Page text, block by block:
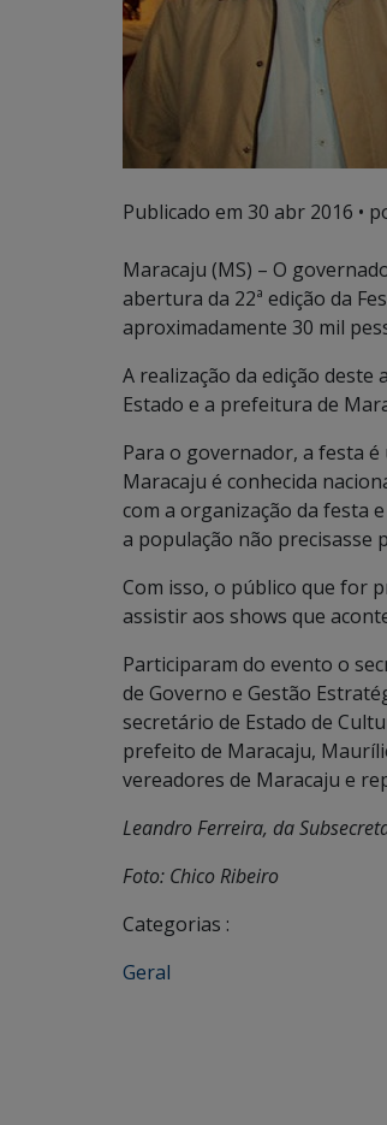
Publicado em 30 abr 2016 •
Maracaju (MS) – O
abertura da 22ª edição da
aproximadamente 30 mil
A realização da edição
Estado e a prefeitura de
Para o governador, a festa
Maracaju é conhecida
com a organização da festa
a população não precisasse
Com isso, o público que for
assistir aos shows que
Participaram do evento o
de Governo e Gestão
secretário de Estado de
prefeito de Maracaju,
vereadores de Maracaju e
Leandro Ferreira, da
Foto: Chico Ribeiro
Categorias :
Geral